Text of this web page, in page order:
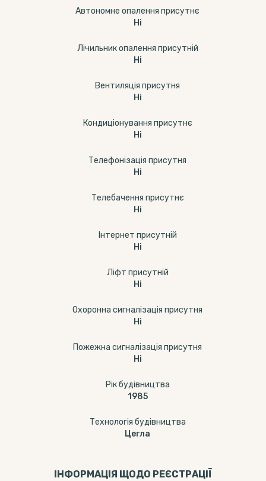
Автономне опалення присутнє
Ні
Лічильник опалення присутній
Ні
Вентиляція присутня
Ні
Кондиціонування присутнє
Ні
Телефонізація присутня
Ні
Телебачення присутнє
Ні
Інтернет присутній
Ні
Ліфт присутній
Ні
Охоронна сигналізація присутня
Ні
Пожежна сигналізація присутня
Ні
Рік будівництва
1985
Технологія будівництва
Цегла
ІНФОРМАЦІЯ ЩОДО РЕЄСТРАЦІЇ